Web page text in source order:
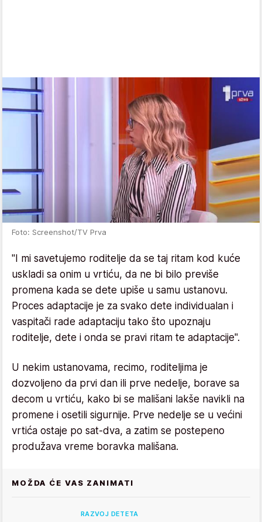
Foto: Screenshot/TV Prva
"I mi savetujemo roditelje da se taj ritam kod kuće
uskladi sa onim u vrtiću, da ne bi bilo previše
promena kada se dete upiše u samu ustanovu.
Proces adaptacije je za svako dete individualan i
vaspitači rade adaptaciju tako što upoznaju
roditelje, dete i onda se pravi ritam te adaptacije".
U nekim ustanovama, recimo, roditeljima je
dozvoljeno da prvi dan ili prve nedelje, borave sa
decom u vrtiću, kako bi se mališani lakše navikli na
promene i osetili sigurnije. Prve nedelje se u većini
vrtića ostaje po sat-dva, a zatim se postepeno
produžava vreme boravka mališana.
MOŽDA ĆE VAS ZANIMATI
RAZVOJ DETETA